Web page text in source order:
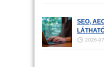
SEO,
2026-